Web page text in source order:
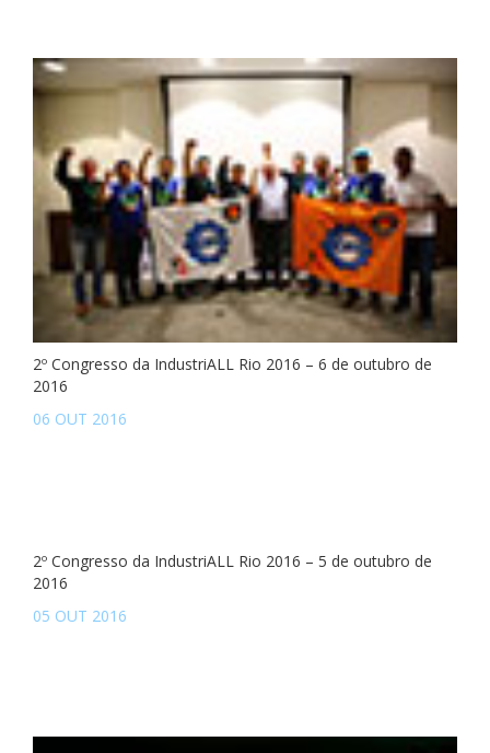
2º Congresso da IndustriALL Rio 2016 – 6 de outubro de
2016
06 OUT 2016
2º Congresso da IndustriALL Rio 2016 – 5 de outubro de
2016
05 OUT 2016